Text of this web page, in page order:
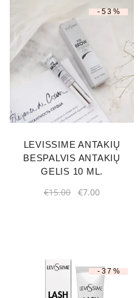
-53%
LEVISSIME ANTAKIŲ
BESPALVIS ANTAKIŲ
GELIS 10 ML.
€15.00 €7.00
-37%